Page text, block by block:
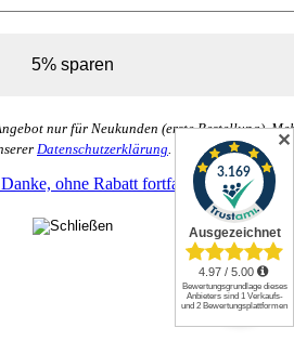
nur für Neukunden (erste Bestellung).
Datenschutzerklärung
ohne Rabatt fortfahren
✕